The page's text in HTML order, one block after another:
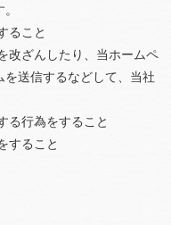
ること
改ざんしたり、当ホームペ
送信するなどして、当社
る行為をすること
すること